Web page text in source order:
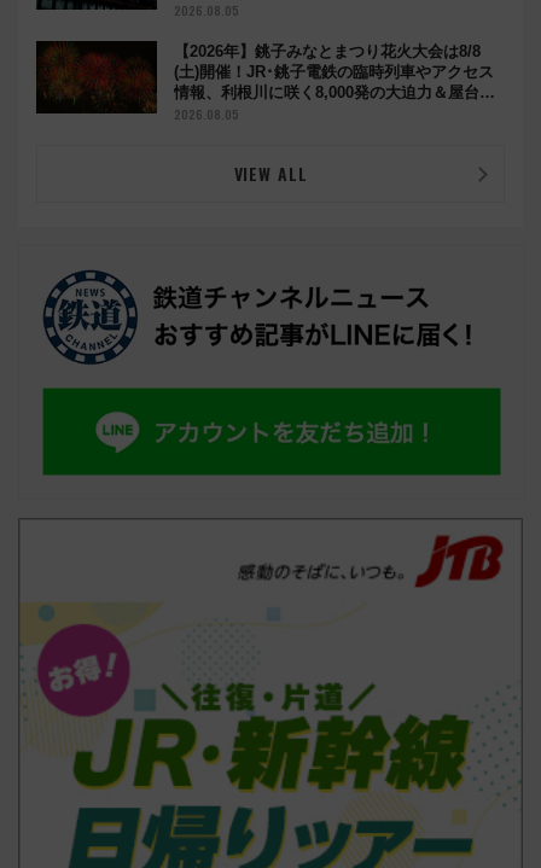
2026.08.05
【2026年】銚子みなとまつり花火大会は8/8
(土)開催！JR･銚子電鉄の臨時列車やアクセス
情報、利根川に咲く8,000発の大迫力＆屋台を
満喫
2026.08.05
VIEW ALL